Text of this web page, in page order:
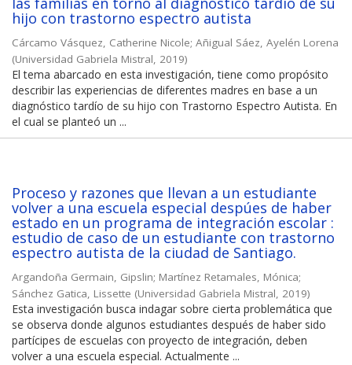
hijo con trastorno espectro autista
Cárcamo Vásquez, Catherine Nicole; Añigual Sáez, Ayelén Lorena
(Universidad Gabriela Mistral, 2019)
El tema abarcado en esta investigación, tiene como propósito
describir las experiencias de diferentes madres en base a un
diagnóstico tardío de su hijo con Trastorno Espectro Autista. En
el cual se planteó un ...
Proceso y razones que llevan a un estudiante
volver a una escuela especial despúes de haber
estado en un programa de integración escolar :
estudio de caso de un estudiante con trastorno
espectro autista de la ciudad de Santiago.
Argandoña Germain, Gipslin; Martínez Retamales, Mónica;
Sánchez Gatica, Lissette (Universidad Gabriela Mistral, 2019)
Esta investigación busca indagar sobre cierta problemática que
se observa donde algunos estudiantes después de haber sido
partícipes de escuelas con proyecto de integración, deben
volver a una escuela especial. Actualmente ...